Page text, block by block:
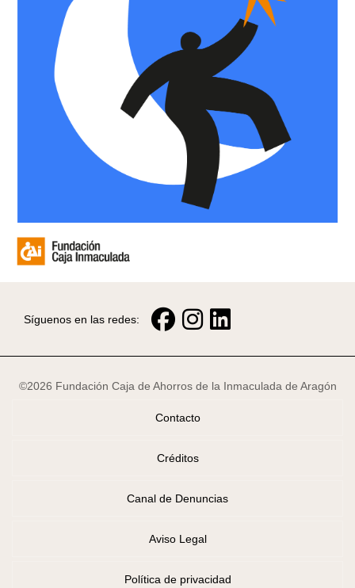
Síguenos en las redes:
©2026 Fundación Caja de Ahorros de la Inmaculada de Aragón
Contacto
Créditos
Canal de Denuncias
Aviso Legal
Política de privacidad